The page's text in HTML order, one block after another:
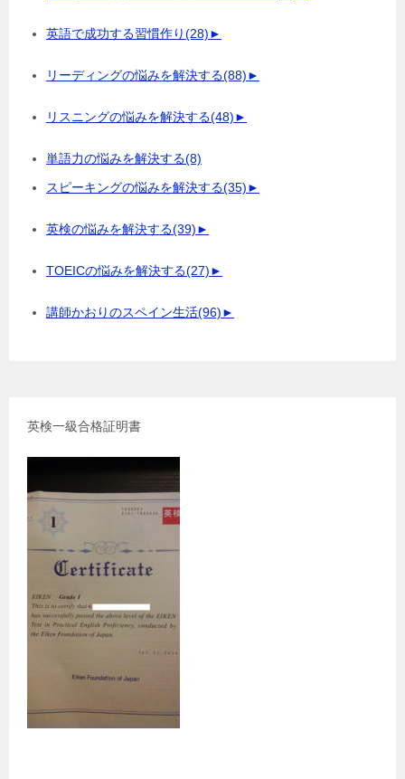
英語で成功する習慣作り(28)►
リーディングの悩みを解決する(88)►
リスニングの悩みを解決する(48)►
単語力の悩みを解決する(8)
スピーキングの悩みを解決する(35)►
英検の悩みを解決する(39)►
TOEICの悩みを解決する(27)►
講師かおりのスペイン生活(96)►
英検一級合格証明書